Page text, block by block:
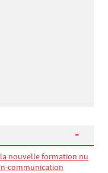
la nouvelle formation nu
communication